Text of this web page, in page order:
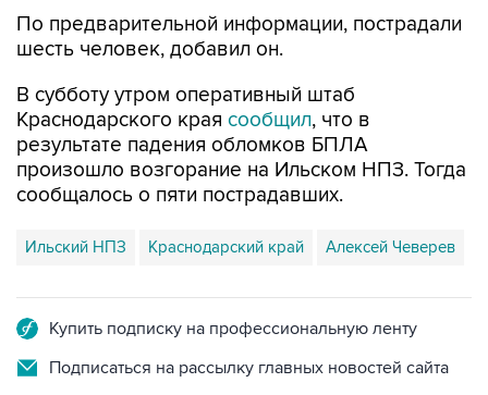
По предварительной информации, пострадали
шесть человек, добавил он.
В субботу утром оперативный штаб
Краснодарского края сообщил, что в
результате падения обломков БПЛА
произошло возгорание на Ильском НПЗ. Тогда
сообщалось о пяти пострадавших.
Ильский НПЗ Краснодарский край Алексей Чеверев
Купить подписку на профессиональную ленту
Подписаться на рассылку главных новостей сайта